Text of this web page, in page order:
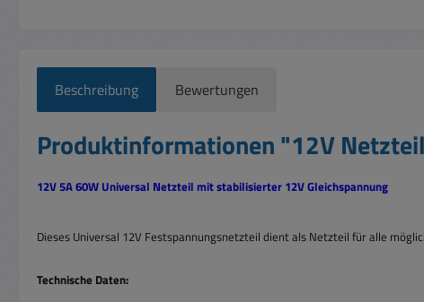
Beschreibung Bewertungen
Produktinformationen "12V
12V 5A 60W Universal Netzteil mit stabilisierter 12V Gleichspannung
Dieses Universal 12V Festspannungsnetzteil dient als Netzteil für alle
Technische Daten: